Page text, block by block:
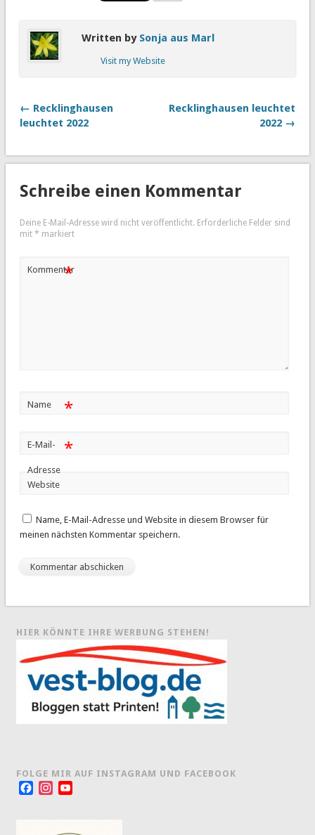
Written by Sonja aus Marl
Visit my Website
← Recklinghausen
leuchtet 2022
Recklinghausen leuchtet
2022 →
Schreibe einen Kommentar
Deine E-Mail-Adresse wird nicht veröffentlicht. Erforderliche Felder sind
mit * markiert
Kommentar
*
Name *
E-Mail-
Adresse
*
Website
Name, E-Mail-Adresse und Website in diesem Browser für
meinen nächsten Kommentar speichern.
HIER KÖNNTE IHRE WERBUNG STEHEN!
FOLGE MIR AUF INSTAGRAM UND FACEBOOK
FacebookInstagram